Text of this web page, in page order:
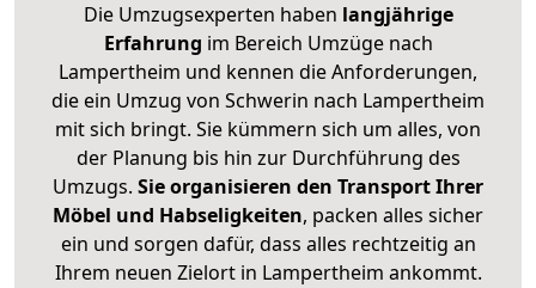
Die Umzugsexperten haben langjährige
Erfahrung im Bereich Umzüge nach
Lampertheim und kennen die Anforderungen,
die ein Umzug von Schwerin nach Lampertheim
mit sich bringt. Sie kümmern sich um alles, von
der Planung bis hin zur Durchführung des
Umzugs. Sie organisieren den Transport Ihrer
Möbel und Habseligkeiten, packen alles sicher
ein und sorgen dafür, dass alles rechtzeitig an
Ihrem neuen Zielort in Lampertheim ankommt.